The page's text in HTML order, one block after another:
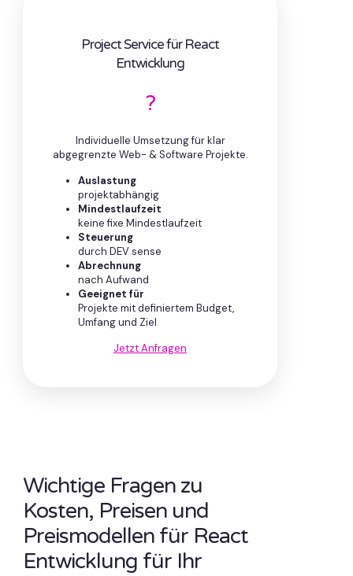
Project Service für React
Entwicklung
?
Individuelle Umsetzung für klar
abgegrenzte Web- & Software Projekte.
Auslastung
projektabhängig
Mindestlaufzeit
keine fixe Mindestlaufzeit
Steuerung
durch DEV sense
Abrechnung
nach Aufwand
Geeignet für
Projekte mit definiertem Budget,
Umfang und Ziel
Jetzt Anfragen
Wichtige Fragen zu
Kosten, Preisen und
Preismodellen für React
Entwicklung für Ihr